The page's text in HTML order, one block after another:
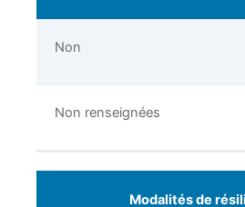
Non
Non renseignées
Modalités de